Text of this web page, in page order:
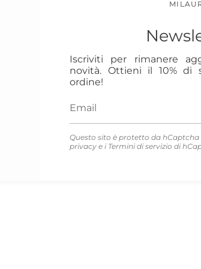
Iscriviti per rimanere
novità. Ottieni il 10% di
ordine!
Questo sito è protetto da hCaptcha
privacy e i Termini di servizio di